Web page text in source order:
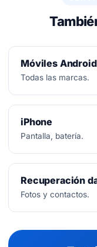
Móviles Android
Todas las marcas.
iPhone
Pantalla, batería.
Recuperación
Fotos y contactos.